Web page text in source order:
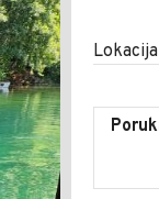
Lokacija